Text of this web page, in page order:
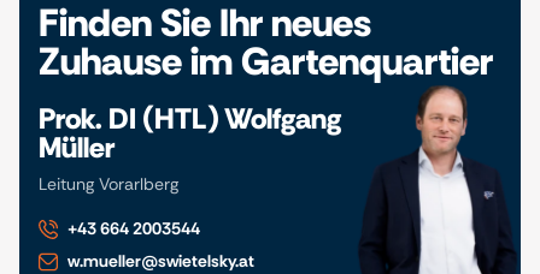
Finden Sie Ihr neues
Zuhause im Gartenquartier
Prok. DI (HTL) Wolfgang
Müller
Leitung Vorarlberg
+43 664 2003544
w.mueller@swietelsky.at